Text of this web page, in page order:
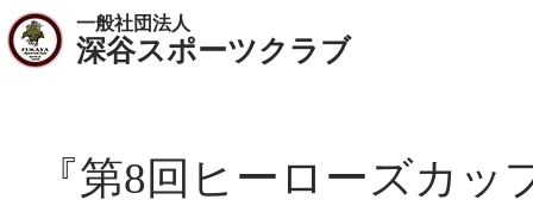
一般社団法人
​深谷スポーツクラブ
『第8回ヒーローズカッ